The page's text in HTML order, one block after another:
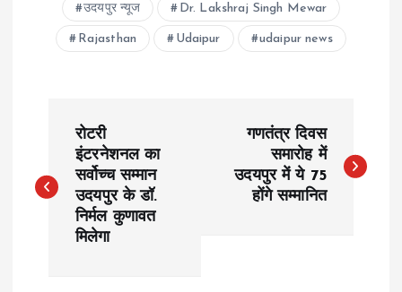
उदयपुर न्यूज Dr. Lakshraj Singh Mewar
Rajasthan Udaipur udaipur news
s
रोटरी
इंटरनेशनल का
सर्वोच्च सम्मान
उदयपुर के डॉ.
निर्मल कुणावत
मिलेगा
गणतंत्र दिवस
समारोह में
उदयपुर में ये 75
होंगे सम्मानित